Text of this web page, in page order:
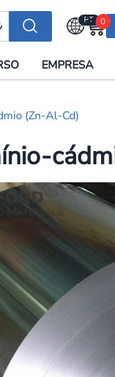
PT
English (US)
Española
Deutsch
Français
Italiano
日本語
Русский
한국어
Português
العربية
Nederland
Polska
0
EMPRESA
(Zn-Al-Cd)